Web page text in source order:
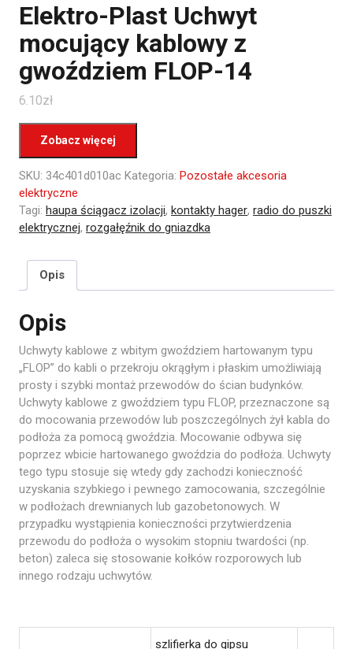
Elektro-Plast Uchwyt
mocujący kablowy z
gwoździem FLOP-14
6.10zł
Zobacz więcej
SKU: 34c401d010ac Kategoria: Pozostałe akcesoria
elektryczne
Tagi: haupa ściągacz izolacji, kontakty hager, radio do puszki
elektrycznej, rozgałęźnik do gniazdka
Opis
Opis
Uchwyty kablowe z wbitym gwoździem hartowanym typu
„FLOP” do kabli o przekroju okrągłym i płaskim umożliwiają
prosty i szybki montaż przewodów do ścian budynków.
Uchwyty kablowe z gwoździem typu FLOP, przeznaczone są
do mocowania przewodów lub poszczególnych żył kabla do
podłoża za pomocą gwoździa. Mocowanie odbywa się
poprzez wbicie hartowanego gwoździa do podłoża. Uchwyty
tego typu stosuje się wtedy gdy zachodzi konieczność
uzyskania szybkiego i pewnego zamocowania, szczególnie
w podłożach drewnianych lub gazobetonowych. W
przypadku wystąpienia konieczności przytwierdzenia
przewodu do podłoża o wysokim stopniu twardości (np.
beton) zaleca się stosowanie kołków rozporowych lub
innego rodzaju uchwytów.
szlifierka do gipsu